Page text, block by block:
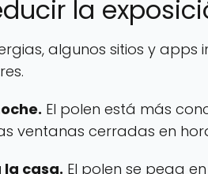
la
algunos sitios y apps
El polen está más
ventanas cerradas en
casa. El polen se pega